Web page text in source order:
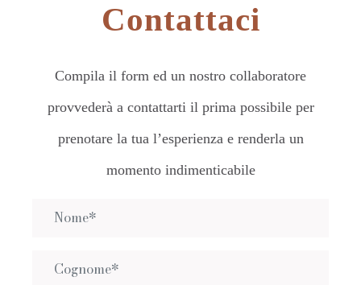
Contattaci
Compila il form ed un nostro collaboratore
provvederà a contattarti il prima possibile per
prenotare la tua l’esperienza e renderla un
momento indimenticabile